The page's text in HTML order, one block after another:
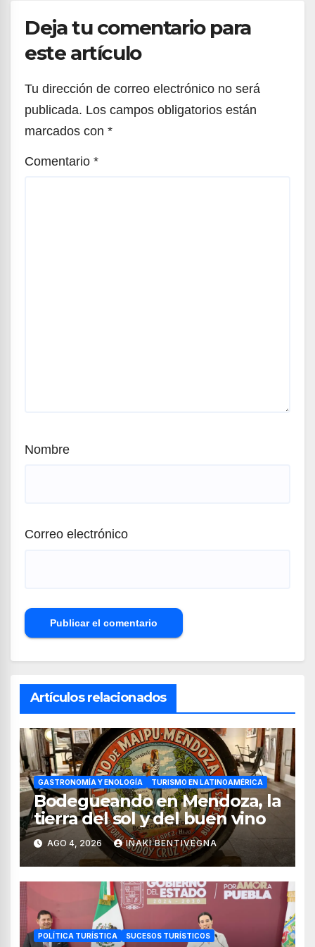
Deja tu comentario para
este artículo
Tu dirección de correo electrónico no será
publicada. Los campos obligatorios están
marcados con *
Comentario *
Nombre
Correo electrónico
Artículos relacionados
GASTRONOMÍA Y ENOLOGÍA TURISMO EN LATINOAMÉRICA
Bodegueando en Mendoza, la
tierra del sol y del buen vino
AGO 4, 2026 IÑAKI BENTIVEGNA
POLÍTICA TURÍSTICA SUCESOS TURÍSTICOS